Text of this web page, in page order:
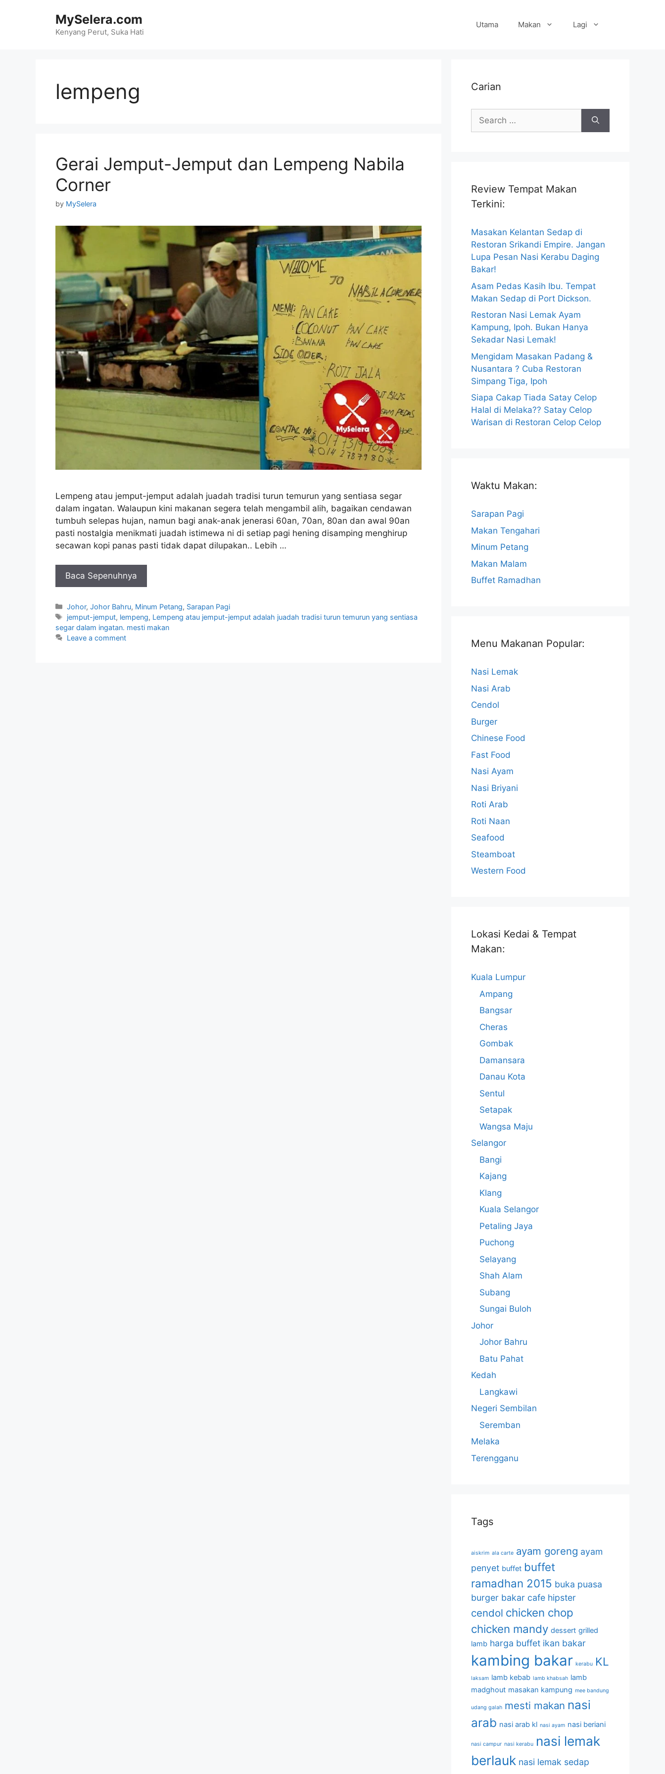
MySelera.com
Kenyang Perut, Suka Hati
Utama Makan Lagi
lempeng
Gerai Jemput-Jemput dan Lempeng Nabila
Corner
by MySelera
Lempeng atau jemput-jemput adalah juadah tradisi turun temurun yang sentiasa segar
dalam ingatan. Walaupun kini makanan segera telah mengambil alih, bagaikan cendawan
tumbuh selepas hujan, namun bagi anak-anak jenerasi 60an, 70an, 80an dan awal 90an
pasti nostalgia menikmati juadah istimewa ni di setiap pagi hening disamping menghirup
secawan kopi panas pasti tidak dapat dilupakan.. Lebih …
Baca Sepenuhnya
Categories
Johor,Johor Bahru, Minum Petang, Sarapan Pagi
Tags
jemput-jemput, lempeng, Lempeng atau jemput-jemput adalah juadah tradisi turun temurun yang sentiasa
segar dalam ingatan. mesti makan
Leave a comment
Carian
Search
for:
Review Tempat Makan
Terkini:
Masakan Kelantan Sedap di
Restoran Srikandi Empire. Jangan
Lupa Pesan Nasi Kerabu Daging
Bakar!
Asam Pedas Kasih Ibu. Tempat
Makan Sedap di Port Dickson.
Restoran Nasi Lemak Ayam
Kampung, Ipoh. Bukan Hanya
Sekadar Nasi Lemak!
Mengidam Masakan Padang &
Nusantara ? Cuba Restoran
Simpang Tiga, Ipoh
Siapa Cakap Tiada Satay Celop
Halal di Melaka?? Satay Celop
Warisan di Restoran Celop Celop
Waktu Makan:
Sarapan Pagi
Makan Tengahari
Minum Petang
Makan Malam
Buffet Ramadhan
Menu Makanan Popular:
Nasi Lemak
Nasi Arab
Cendol
Burger
Chinese Food
Fast Food
Nasi Ayam
Nasi Briyani
Roti Arab
Roti Naan
Seafood
Steamboat
Western Food
Lokasi Kedai & Tempat
Makan:
Kuala Lumpur
Ampang
Bangsar
Cheras
Gombak
Damansara
Danau Kota
Sentul
Setapak
Wangsa Maju
Selangor
Bangi
Kajang
Klang
Kuala Selangor
Petaling Jaya
Puchong
Selayang
Shah Alam
Subang
Sungai Buloh
Johor
Johor Bahru
Batu Pahat
Kedah
Langkawi
Negeri Sembilan
Seremban
Melaka
Terengganu
Tags
aiskrim ala carte ayam goreng ayam
penyet buffet buffet
ramadhan 2015 buka puasa
burger bakar cafe hipster
cendol chicken chop
chicken mandy dessert grilled
lamb harga buffet ikan bakar
kambing bakar kerabu KL
laksam lamb kebab lamb khabsah lamb
madghout masakan kampung mee bandung
udang galah mesti makan nasi
arab nasi arab kl nasi ayam nasi beriani
nasi campur nasi kerabu nasi lemak
berlauk nasi lemak sedap